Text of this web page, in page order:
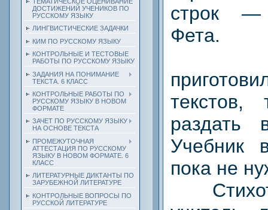
ДОСТИЖЕНИЙ УЧЕНИКОВ ПО
РУССКОМУ ЯЗЫКУ
ЛИНГВИСТИЧЕСКИЕ ЗАДАЧКИ
КИМ ПО РУССКОМУ ЯЗЫКУ
КОНТРОЛЬНЫЕ И ТЕСТОВЫЕ
РАБОТЫ ПО РУССКОМУ ЯЗЫКУ
ЗАДАНИЯ НА ПОНИМАНИЕ
ТЕКСТА. 6 КЛАСС
КОНТРОЛЬНЫЕ РАБОТЫ ПО
РУССКОМУ ЯЗЫКУ В НОВОМ
ФОРМАТЕ
ЗАЧЕТ ПО РУССКОМУ ЯЗЫКУ
НА ОСНОВЕ ТЕКСТА
ПРОМЕЖУТОЧНАЯ
АТТЕСТАЦИЯ ПО РУССКОМУ
ЯЗЫКУ В НОВОМ ФОРМАТЕ. 6
КЛАСС
ЛИТЕРАТУРНЫЕ ДИКТАНТЫ ПО
ЗАРУБЕЖНОЙ ЛИТЕРАТУРЕ
КОНТРОЛЬНЫЕ ВОПРОСЫ ПО
РУССКОЙ ЛИТЕРАТУРЕ
строк —
Фета.
раздать
Учебник
пока не